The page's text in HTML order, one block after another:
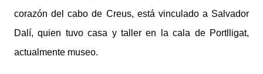
corazón del cabo de Creus, está vinculado a Salvador
Dalí, quien tuvo casa y taller en la cala de Portlligat,
actualmente museo.